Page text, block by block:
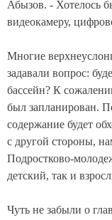
Абызов. - Хотелось
видеокамеру,
Многие
задавали вопрос:
бассейн? К
был запланирован.
содержание будет
с другой стороны,
Подростково-
детский, так и
Чуть не забыли о